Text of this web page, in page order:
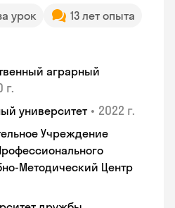
урок
13 лет опыта
аграрный
г.
университет • 2022 г.
Учреждение
Методический Центр